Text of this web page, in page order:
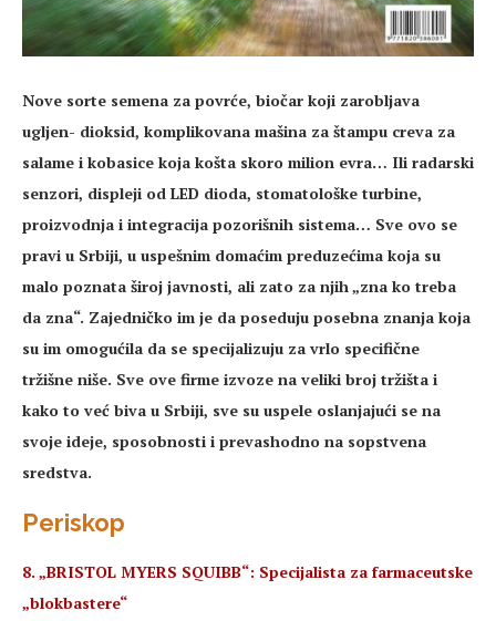
Nove sorte semena za povrće, biočar koji zarobljava
ugljen- dioksid, komplikovana mašina za štampu creva za
salame i kobasice koja košta skoro milion evra… Ili radarski
senzori, displeji od LED dioda, stomatološke turbine,
proizvodnja i integracija pozorišnih sistema… Sve ovo se
pravi u Srbiji, u uspešnim domaćim preduzećima koja su
malo poznata široj javnosti, ali zato za njih „zna ko treba
da zna“. Zajedničko im je da poseduju posebna znanja koja
su im omogućila da se specijalizuju za vrlo specifične
tržišne niše. Sve ove firme izvoze na veliki broj tržišta i
kako to već biva u Srbiji, sve su uspele oslanjajući se na
svoje ideje, sposobnosti i prevashodno na sopstvena
sredstva.
Periskop
8. „BRISTOL MYERS SQUIBB“: Specijalista za farmaceutske
„blokbastere“